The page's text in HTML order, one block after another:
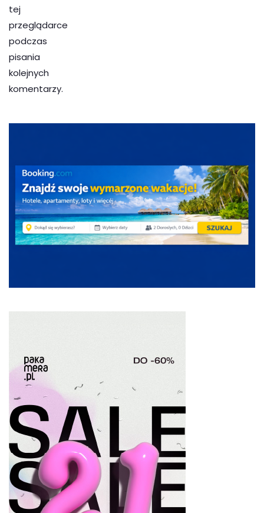
tej
przeglądarce
podczas
pisania
kolejnych
komentarzy.